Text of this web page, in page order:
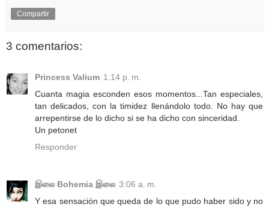
Compartir
3 comentarios:
Princess Valium 1:14 p. m.
Cuanta magia esconden esos momentos...Tan especiales,
tan delicados, con la timidez llenándolo todo. No hay que
arrepentirse de lo dicho si se ha dicho con sinceridad.
Un petonet
Responder
இலை Bohemia இலை 3:06 a. m.
Y esa sensación que queda de lo que pudo haber sido y no